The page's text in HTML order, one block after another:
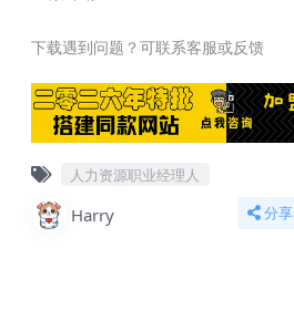
下载遇到问题？可联系客服或反馈
人力资源职业经理人
Harry 分享